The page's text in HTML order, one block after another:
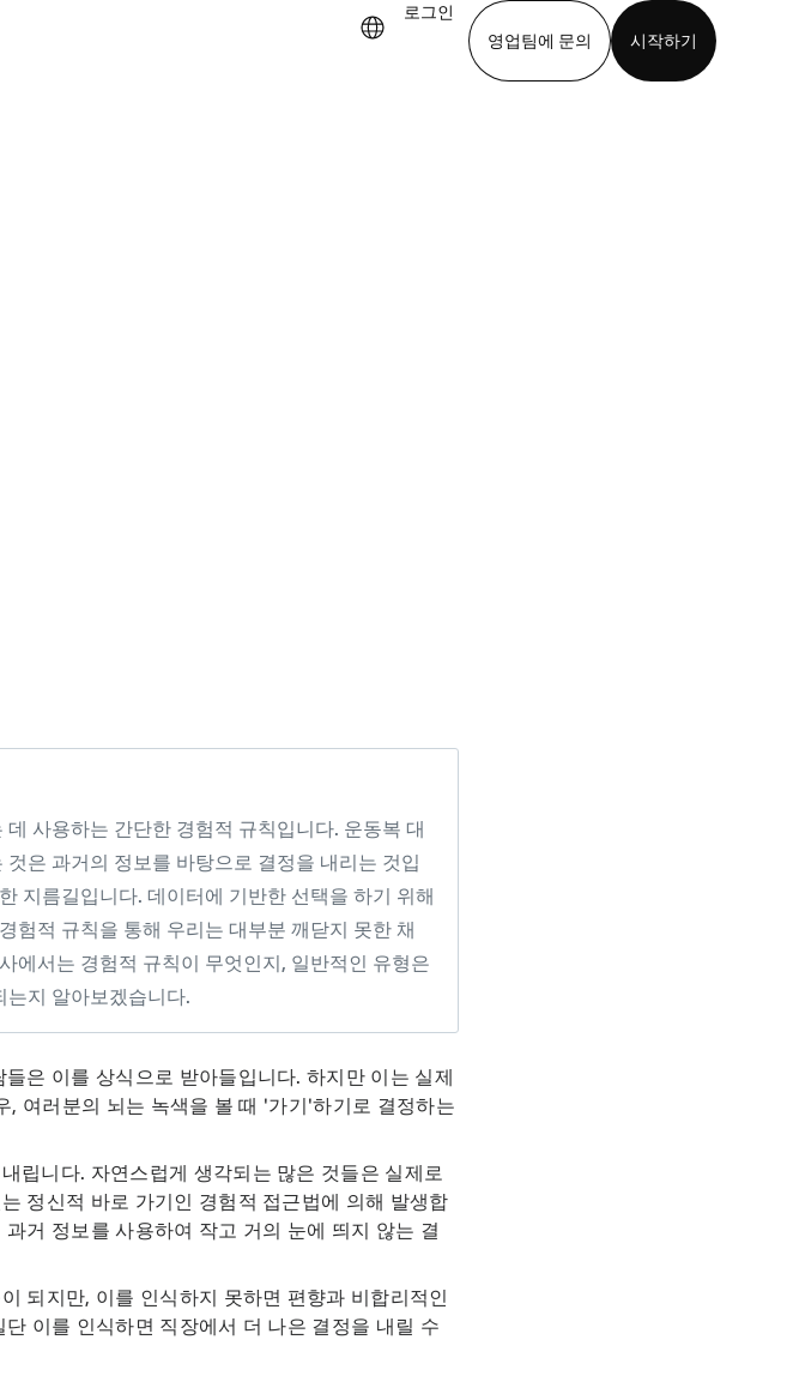
로그인
영업팀에 문의
시작하기
사용하는 간단한 경험적 규칙입니다. 운동복 대
은 과거의 정보를 바탕으로 결정을 내리는 것입
지름길입니다. 데이터에 기반한 선택을 하기 위해
험적 규칙을 통해 우리는 대부분 깨닫지 못한 채
에서는 경험적 규칙이 무엇인지, 일반적인 유형은
는지 알아보겠습니다.
은 이를 상식으로 받아들입니다. 하지만 이는 실제
, 여러분의 뇌는 녹색을 볼 때 '가기'하기로 결정하는
립니다. 자연스럽게 생각되는 많은 것들은 실제로
정신적 바로 가기인 경험적 접근법에 의해 발생합
거 정보를 사용하여 작고 거의 눈에 띄지 않는 결
되지만, 이를 인식하지 못하면 편향과 비합리적인
이를 인식하면 직장에서 더 나은 결정을 내릴 수